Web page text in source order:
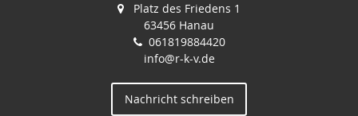
Platz des Friedens 1
63456 Hanau
061819884420
info@r-k-v.de
Nachricht schreiben